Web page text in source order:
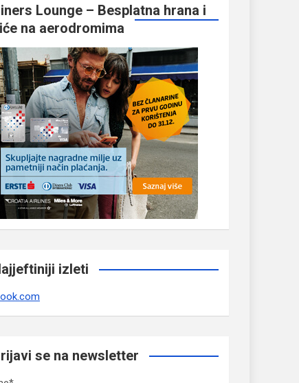
Lounge – Besplatna hrana i
na aerodromima
izleti
se na newsletter